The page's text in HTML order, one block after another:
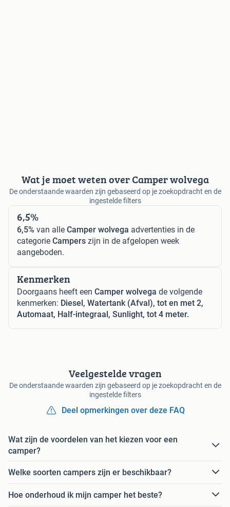
Wat je moet weten over Camper wolvega
De onderstaande waarden zijn gebaseerd op je zoekopdracht en de
ingestelde filters
6,5%
6,5% van alle Camper wolvega advertenties in de
categorie Campers zijn in de afgelopen week
aangeboden.
Kenmerken
Doorgaans heeft een Camper wolvega de volgende
kenmerken: Diesel, Watertank (Afval), tot en met 2,
Automaat, Half-integraal, Sunlight, tot 4 meter.
Veelgestelde vragen
De onderstaande waarden zijn gebaseerd op je zoekopdracht en de
ingestelde filters
Deel opmerkingen over deze FAQ
Wat zijn de voordelen van het kiezen voor een
camper?
Welke soorten campers zijn er beschikbaar?
Hoe onderhoud ik mijn camper het beste?